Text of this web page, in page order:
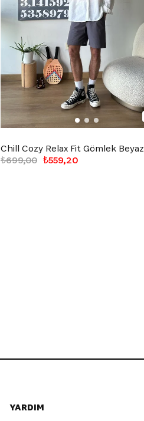
Chill Cozy Relax Fit Gömlek Beyaz
₺559,20
₺699,00
YARDIM